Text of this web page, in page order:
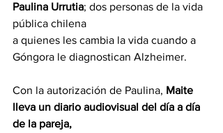
Paulina Urrutia; dos personas de la vida
pública chilena
a quienes les cambia la vida cuando a
Góngora le diagnostican Alzheimer.
Con la autorización de Paulina, Maite
lleva un diario audiovisual del día a día
de la pareja,